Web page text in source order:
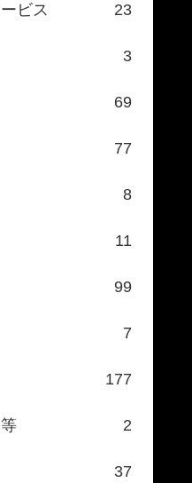
ビス 23
3
69
77
8
11
99
7
177
2
37